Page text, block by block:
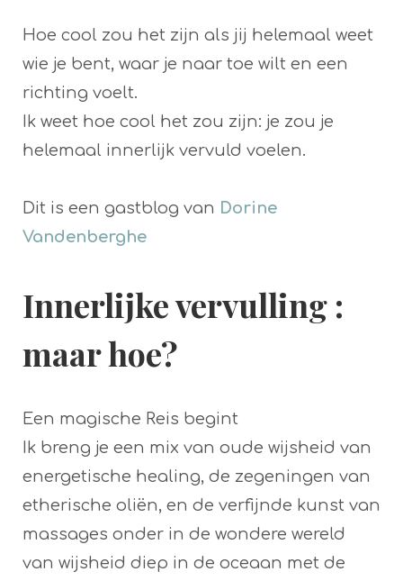
Hoe cool zou het zijn als jij helemaal weet
wie je bent, waar je naar toe wilt en een
richting voelt.
Ik weet hoe cool het zou zijn: je zou je
helemaal innerlijk vervuld voelen.
Dit is een gastblog van Dorine
Vandenberghe
Innerlijke vervulling :
maar hoe?
Een magische Reis begint
Ik breng je een mix van oude wijsheid van
energetische healing, de zegeningen van
etherische oliën, en de verfijnde kunst van
massages onder in de wondere wereld
van wijsheid diep in de oceaan met de